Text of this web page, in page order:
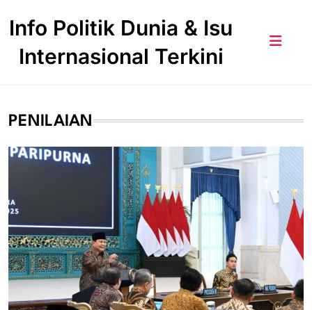
Info Politik Dunia & Isu
Internasional Terkini
PENILAIAN